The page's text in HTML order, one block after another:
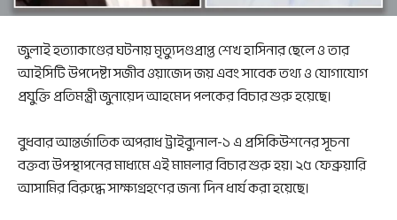
জুলাই হত্যাকাণ্ডের ঘটনায় মৃত্যুদণ্ডপ্রাপ্ত শেখ হাসিনার ছেলে ও তার
আইসিটি উপদেষ্টা সজীব ওয়াজেদ জয় এবং সাবেক তথ্য ও যোগাযোগ
প্রযুক্তি প্রতিমন্ত্রী জুনায়েদ আহমেদ পলকের বিচার শুরু হয়েছে।
বুধবার আন্তর্জাতিক অপরাধ ট্রাইব্যুনাল-১ এ প্রসিকিউশনের সূচনা
বক্তব্য উপস্থাপনের মাধ্যমে এই মামলার বিচার শুরু হয়। ২৫ ফেব্রুয়ারি
আসামির বিরুদ্ধে সাক্ষ্যগ্রহণের জন্য দিন ধার্য করা হয়েছে।